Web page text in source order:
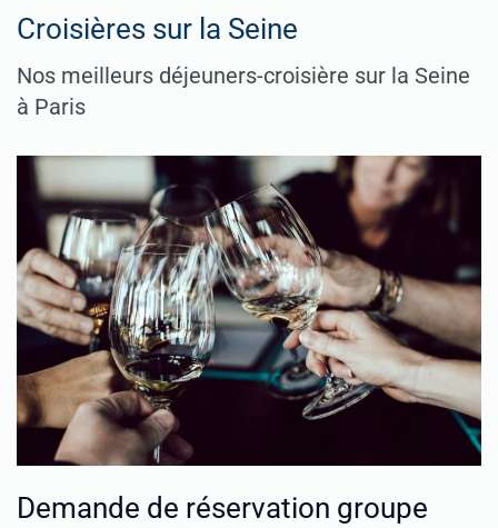
Croisières sur la Seine
Nos meilleurs déjeuners-croisière sur la Seine
à Paris
Demande de réservation groupe